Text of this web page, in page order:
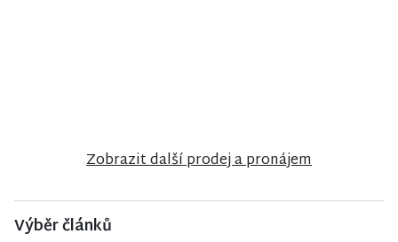
Zobrazit další prodej a pronájem
Výběr článků